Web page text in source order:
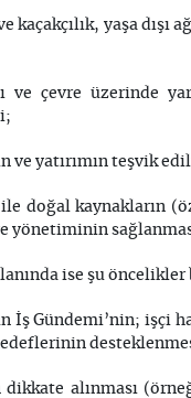
yaşa dışı
ve çevre üzerinde
yatırımın teşvik
doğal kaynakların
yönetiminin
ise şu
İş Gündemi’nin; işçi
dikkate alınması